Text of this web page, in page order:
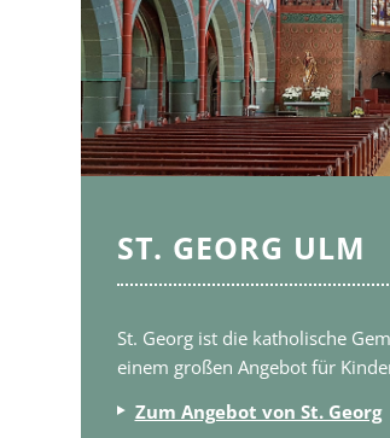
ST. GEORG ULM
St. Georg ist die katholische
einem großen Angebot für
Zum Angebot von St. Georg